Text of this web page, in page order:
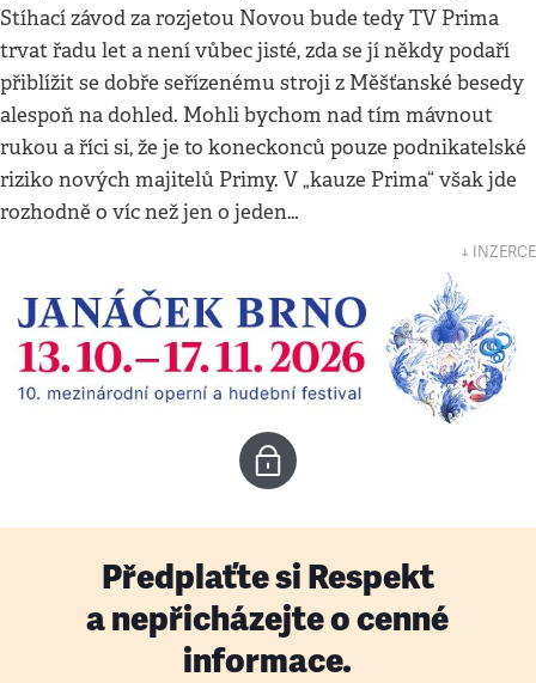
Stíhací závod za rozjetou Novou bude tedy TV Prima
trvat řadu let a není vůbec jisté, zda se jí někdy podaří
přiblížit se dobře seřízenému stroji z Měšťanské besedy
alespoň na dohled. Mohli bychom nad tím mávnout
rukou a říci si, že je to koneckonců pouze podnikatelské
riziko nových majitelů Primy. V „kauze Prima“ však jde
rozhodně o víc než jen o jeden…
↓ INZERCE
Předplaťte si Respekt
a nepřicházejte o cenné
informace.